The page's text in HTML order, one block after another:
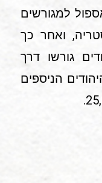
למגורשים
ואחר כך
גורשו דרך
הניספים